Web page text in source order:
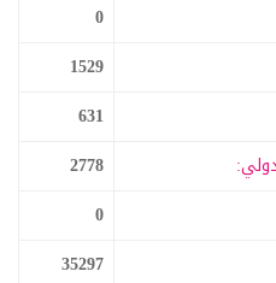
0
1529
631
2778
0
35297